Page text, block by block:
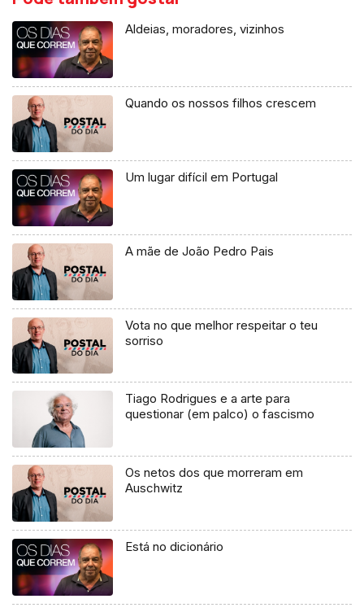
Aldeias, moradores, vizinhos
Quando os nossos filhos crescem
Um lugar difícil em Portugal
A mãe de João Pedro Pais
Vota no que melhor respeitar o teu
sorriso
Tiago Rodrigues e a arte para
questionar (em palco) o fascismo
Os netos dos que morreram em
Auschwitz
Está no dicionário